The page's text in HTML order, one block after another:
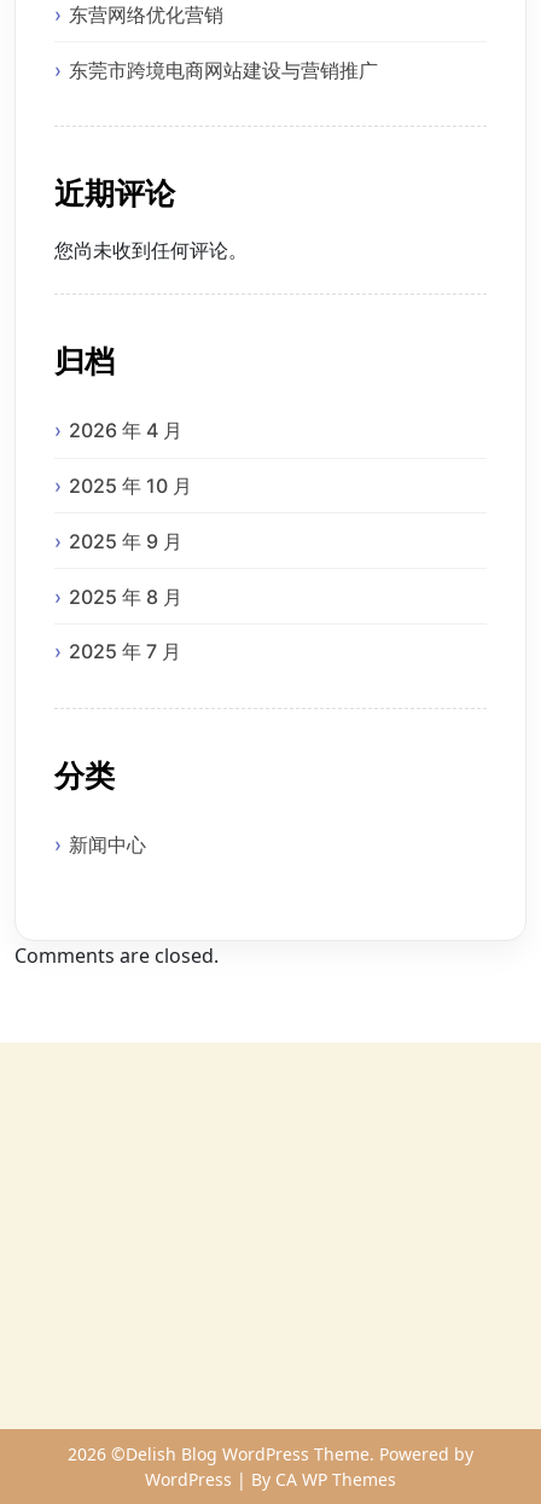
东营网络优化营销
东莞市跨境电商网站建设与营销推广
近期评论
您尚未收到任何评论。
归档
2026 年 4 月
2025 年 10 月
2025 年 9 月
2025 年 8 月
2025 年 7 月
分类
新闻中心
Comments are closed.
2026 ©Delish Blog WordPress Theme. Powered by
WordPress | By CA WP Themes